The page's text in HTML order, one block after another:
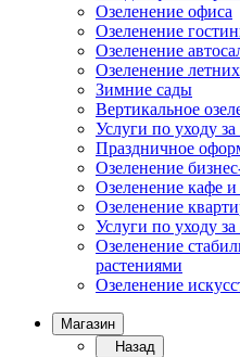
Озеленение офиса
Озеленение
Озеленение
Озеленение
Зимние сады
Вертикальное
Услуги по уходу
Праздничное
Озеленение
Озеленение кафе и
Озеленение
Услуги по уходу
Озеленение
растениями
Озеленение
Магазин
Назад